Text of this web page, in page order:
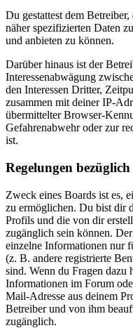
Du gestattest dem
näher spezifizierten Daten
und anbieten zu können.
Darüber hinaus ist der
Interessenabwägung
den Interessen Dritter,
zusammen mit deiner IP-
übermittelter Browser-
Gefahrenabwehr oder zur
ist.
Regelungen
Zweck eines Boards ist es,
zu ermöglichen. Du bist dir
Profils und die von dir
zugänglich sein können.
einzelne Informationen nur
(z. B. andere registrierte
sind. Wenn du Fragen dazu
Informationen im Forum
Mail-Adresse aus deinem
Betreiber und von ihm
zugänglich.